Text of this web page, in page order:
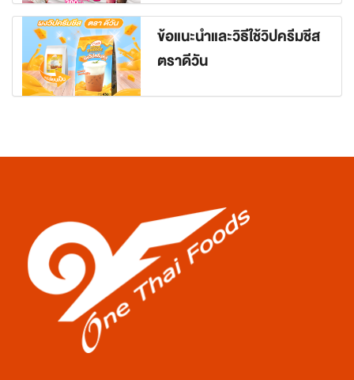
ข้อแนะนำและวิธีใช้วิปครีมชีส
ตราดีวัน